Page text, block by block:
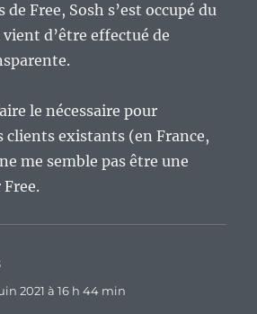
de Free, Sosh s’est occupé du
d’être effectué de
le nécessaire pour
clients existants (en France,
me semble pas être une
2021 à 16 h 44 min